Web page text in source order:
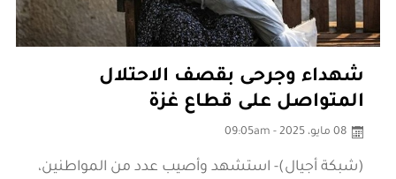
شهداء وجرحى بقصف الاحتلال
المتواصل على قطاع غزة
08 مايو، 2025 - 09:05am
(شبكة أجيال)- استشهد وأصيب عدد من المواطنين،